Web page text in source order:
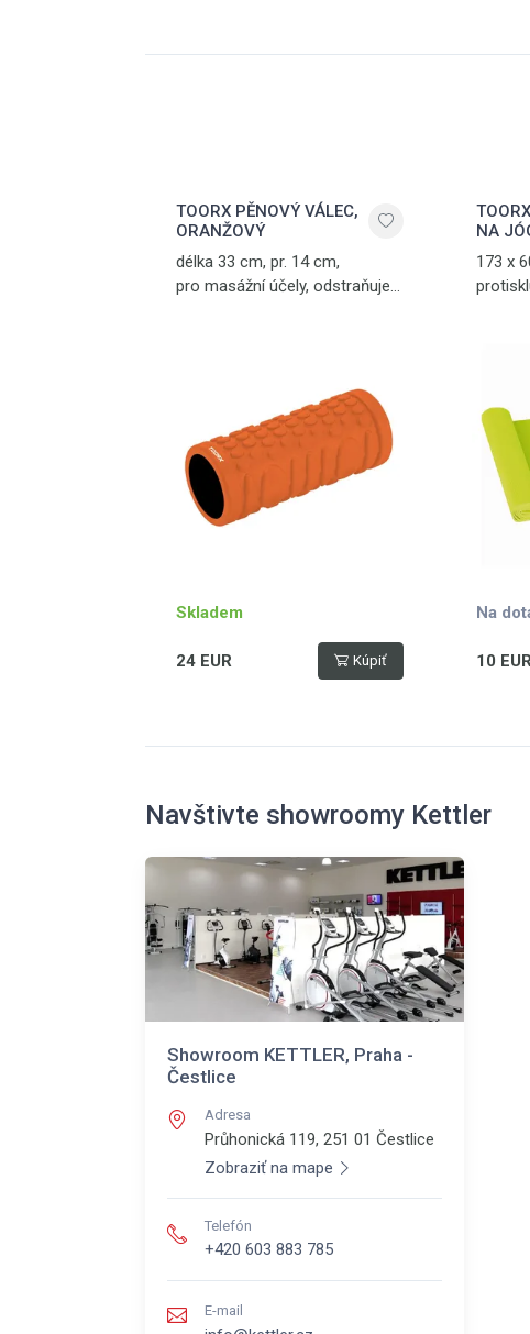
TOORX PĚNOVÝ VÁLEC,
ORANŽOVÝ
délka 33 cm, pr. 14 cm,
pro masážní účely, odstraňuje
Skladem
24 EUR Kúpiť
NA
173 x
Na
10
Navštivte showroomy Kettler
Showroom KETTLER, Praha -
Čestlice
Adresa
Průhonická 119, 251 01 Čestlice
Zobraziť na mape
Telefón
+420 603 883 785
E-mail